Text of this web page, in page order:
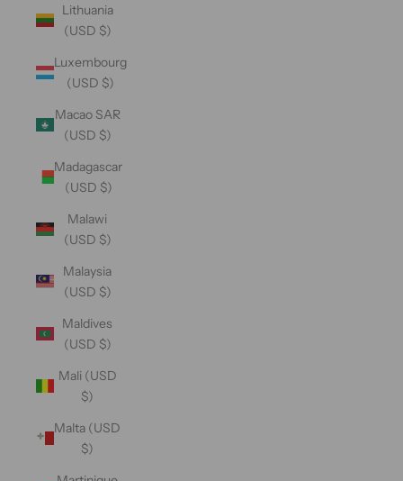
Lithuania
(USD $)
Luxembourg
(USD $)
Macao SAR
(USD $)
Madagascar
(USD $)
Malawi
(USD $)
Malaysia
(USD $)
Maldives
(USD $)
Mali (USD
$)
Malta (USD
$)